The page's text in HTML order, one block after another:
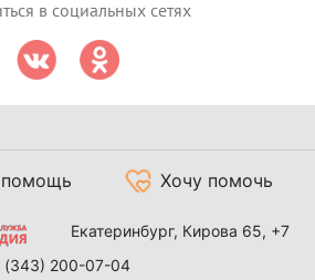
в социальных сетях
Хочу помочь
Екатеринбург, Кирова 65, +7
(343) 200-07-04